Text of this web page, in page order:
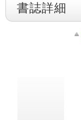
書誌詳細